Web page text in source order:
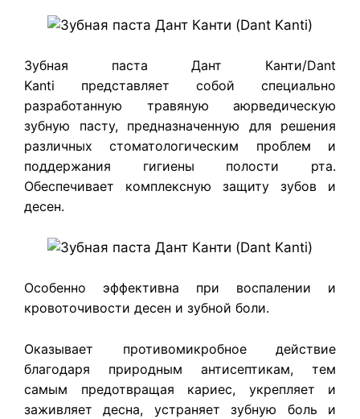
Зубная паста Дант Канти/Dant
Kanti представляет собой специально
разработанную травяную аюрведическую
зубную пасту, предназначенную для решения
различных стоматологическим проблем и
поддержания гигиены полости рта.
Обеспечивает комплексную защиту зубов и
десен.
Особенно эффективна при воспалении и
кровоточивости десен и зубной боли.
Оказывает противомикробное действие
благодаря природным антисептикам, тем
самым предотвращая кариес, укрепляет и
заживляет десна, устраняет зубную боль и